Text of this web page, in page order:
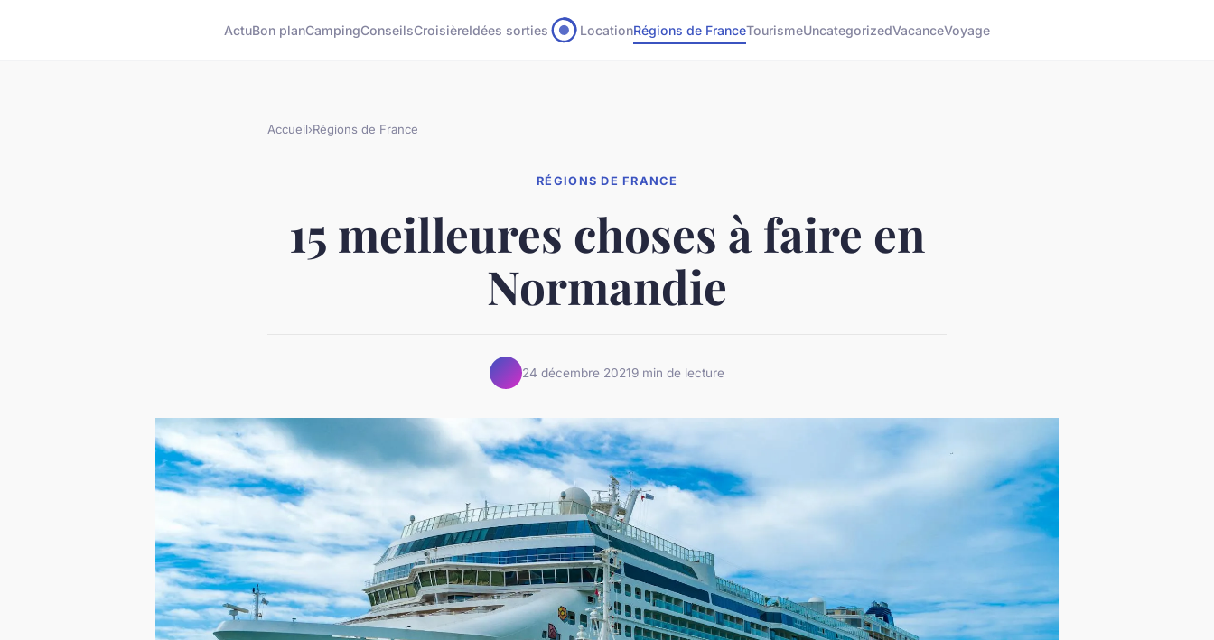
ActuBon planCampingConseilsCroisièreIdées sorties LocationRégions de FranceTourismeUncategorizedVacanceVoyage
Accueil›Régions de France
RÉGIONS DE FRANCE
15 meilleures choses à faire en
Normandie
24 décembre 20219 min de lecture